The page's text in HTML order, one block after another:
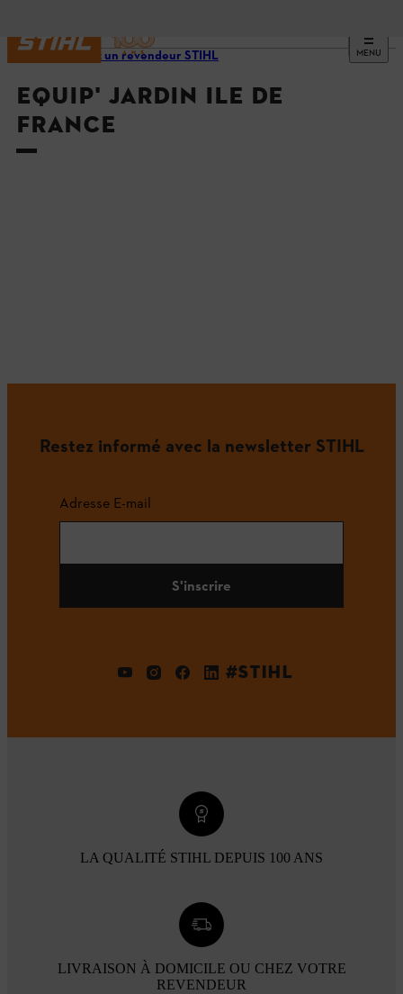
MENU
Trouvez un revendeur STIHL
EQUIP' JARDIN ILE DE
FRANCE
Restez informé avec la newsletter STIHL
Adresse E-mail
S'inscrire
#STIHL
LA QUALITÉ STIHL DEPUIS 100 ANS
LIVRAISON À DOMICILE OU CHEZ VOTRE
REVENDEUR